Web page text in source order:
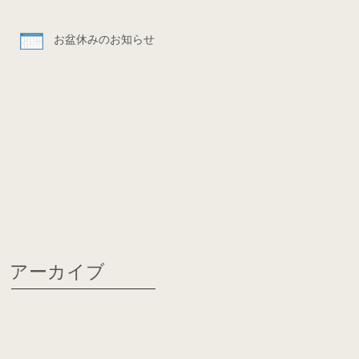
お盆休みのお知らせ
アーカイブ